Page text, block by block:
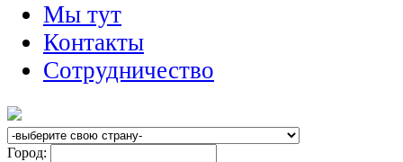
Мы тут
Контакты
Сотрудничество
Город: